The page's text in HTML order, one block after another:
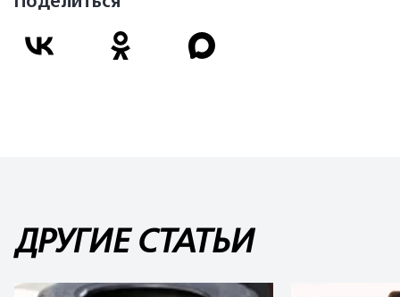
ДРУГИЕ СТАТЬИ